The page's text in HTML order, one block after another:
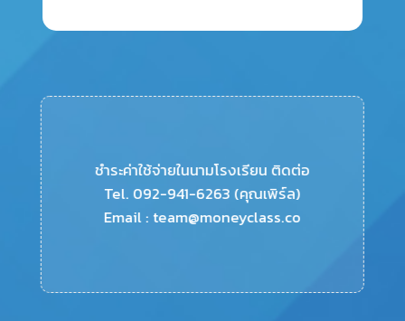
ชำระค่าใช้จ่ายในนามโรงเรียน ติดต่อ
Tel. 092-941-6263 (คุณเพิร์ล)
Email : team@moneyclass.co